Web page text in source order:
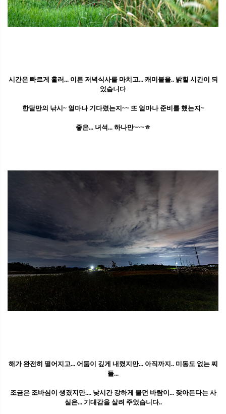
시간은 빠르게 흘러... 이른 저녁식사를 마치고... 캐미불을.. 밝힐 시간이 되
었습니다
한달만의 낚시~ 얼마나 기다렸는지~~ 또 얼마나 준비를 했는지~
좋은... 녀석... 하나만~~~ㅎ
해가 완전히 떨어지고... 어둠이 깊게 내렸지만... 아직까지.. 미동도 없는 찌
들...
조금은 조바심이 생겼지만.... 낮시간 강하게 불던 바람이... 잦아든다는 사
실은... 기대감을 살려 주었습니다..